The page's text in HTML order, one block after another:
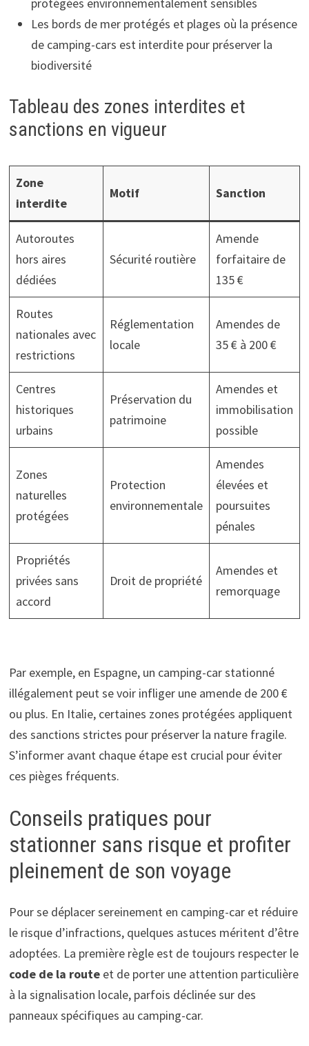
Les bords de mer protégés et plages où la présence
de camping-cars est interdite pour préserver la
biodiversité
Tableau des zones interdites et
sanctions en vigueur
Zone
interdite
Motif Sanction
Autoroutes
hors aires
dédiées
Sécurité routière
Amende
forfaitaire de
135 €
Routes
nationales avec
restrictions
Réglementation
locale
Amendes de
35 € à 200 €
Centres
historiques
urbains
Préservation du
patrimoine
Amendes et
immobilisation
possible
Zones
naturelles
protégées
Protection
environnementale
Amendes
élevées et
poursuites
pénales
Propriétés
privées sans
accord
Droit de propriété
Amendes et
remorquage
Par exemple, en Espagne, un camping-car stationné
illégalement peut se voir infliger une amende de 200 €
ou plus. En Italie, certaines zones protégées appliquent
des sanctions strictes pour préserver la nature fragile.
S’informer avant chaque étape est crucial pour éviter
ces pièges fréquents.
Conseils pratiques pour
stationner sans risque et profiter
pleinement de son voyage
Pour se déplacer sereinement en camping-car et réduire
le risque d’infractions, quelques astuces méritent d’être
adoptées. La première règle est de toujours respecter le
code de la routeet de porter une attention particulière
à la signalisation locale, parfois déclinée sur des
panneaux spécifiques au camping-car.